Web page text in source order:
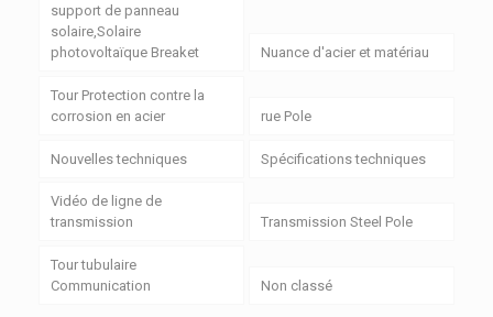
support de panneau
solaire,Solaire
photovoltaïque Breaket
Nuance d'acier et matériau
Tour Protection contre la
corrosion en acier
rue Pole
Nouvelles techniques Spécifications techniques
Vidéo de ligne de
transmission
Transmission Steel Pole
Tour tubulaire
Communication
Non classé